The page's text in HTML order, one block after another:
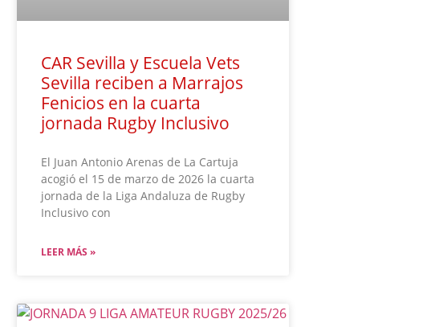
CAR Sevilla y Escuela Vets
Sevilla reciben a Marrajos
Fenicios en la cuarta
jornada Rugby Inclusivo
El Juan Antonio Arenas de La Cartuja
acogió el 15 de marzo de 2026 la cuarta
jornada de la Liga Andaluza de Rugby
Inclusivo con
LEER MÁS »